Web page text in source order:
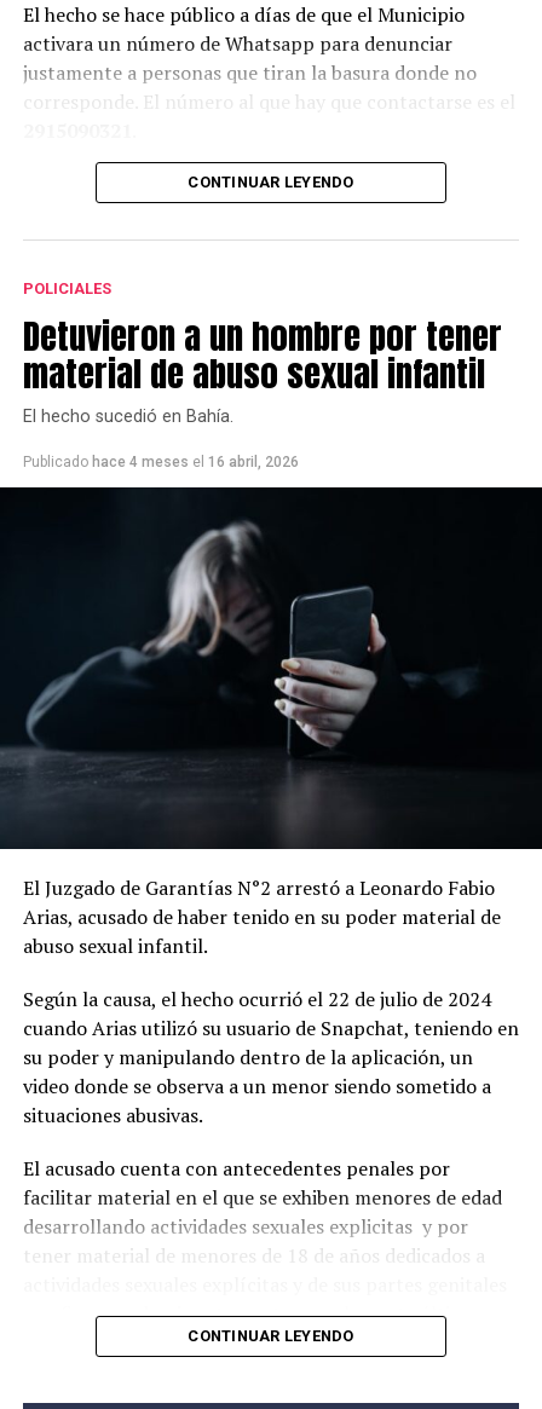
El hecho se hace público a días de que el Municipio
activara un número de Whatsapp para denunciar
justamente a personas que tiran la basura donde no
corresponde. El número al que hay que contactarse es el
CONTINUAR LEYENDO
POLICIALES
Detuvieron a un hombre por tener
material de abuso sexual infantil
El hecho sucedió en Bahía.
Publicado hace 4 meses el 16 abril, 2026
El Juzgado de Garantías N°2 arrestó a Leonardo Fabio
Arias, acusado de haber tenido en su poder material de
abuso sexual infantil.
Según la causa, el hecho ocurrió el 22 de julio de 2024
cuando Arias utilizó su usuario de Snapchat, teniendo en
su poder y manipulando dentro de la aplicación, un
video donde se observa a un menor siendo sometido a
situaciones abusivas.
El acusado cuenta con antecedentes penales por
facilitar material en el que se exhiben menores de edad
desarrollando actividades sexuales explicitas y por
tener material de menores de 18 de años dedicados a
con fines predominantemente sexuales; esta última
causa está agravado por ser las víctimas menores de 13
CONTINUAR LEYENDO